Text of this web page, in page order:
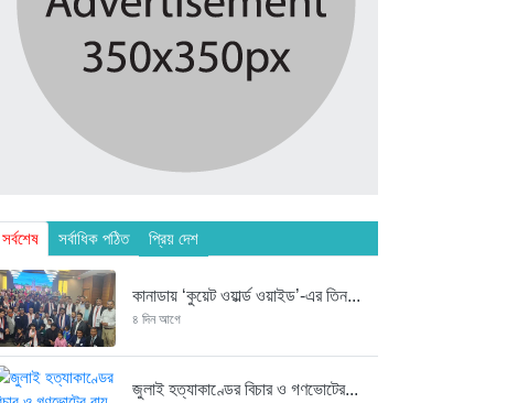
সর্বশেষ সর্বাধিক পঠিত প্রিয় দেশ
কানাডায় ‘কুয়েট ওয়ার্ল্ড ওয়াইড’-এর তিন...
৪ দিন আগে
জুলাই হত্যাকাণ্ডের বিচার ও গণভোটের...